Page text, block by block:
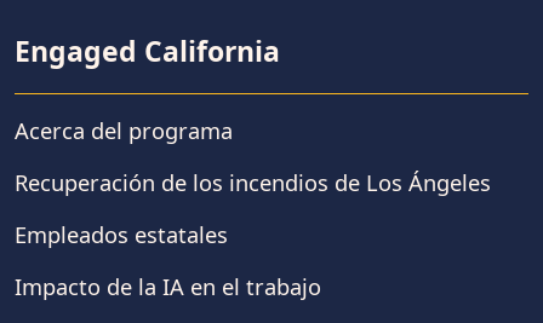
Engaged California
Acerca del programa
Recuperación de los incendios de Los Ángeles
Empleados estatales
Impacto de la IA en el trabajo